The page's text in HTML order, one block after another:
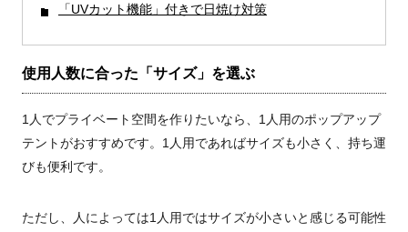
「UVカット機能」付きで日焼け対策
使用人数に合った「サイズ」を選ぶ
1人でプライベート空間を作りたいなら、1人用のポップアップ
テントがおすすめです。1人用であればサイズも小さく、持ち運
びも便利です。
ただし、人によっては1人用ではサイズが小さいと感じる可能性